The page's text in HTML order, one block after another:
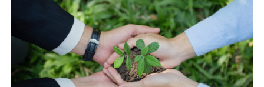
国際業務・外国為替取引
経営・事業支援